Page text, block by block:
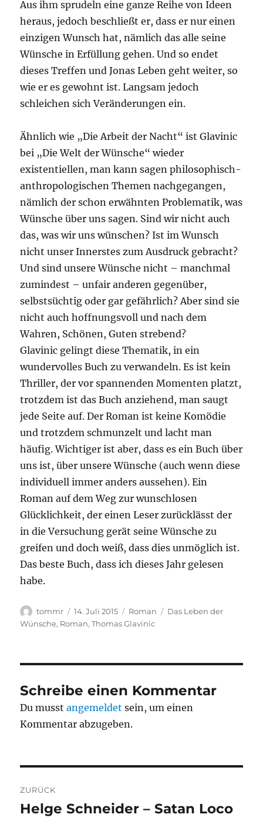
Aus ihm sprudeln eine ganze Reihe von Ideen
heraus, jedoch beschließt er, dass er nur einen
einzigen Wunsch hat, nämlich das alle seine
Wünsche in Erfüllung gehen. Und so endet
dieses Treffen und Jonas Leben geht weiter, so
wie er es gewohnt ist. Langsam jedoch
schleichen sich Veränderungen ein.
Ähnlich wie „Die Arbeit der Nacht“ ist Glavinic
bei „Die Welt der Wünsche“ wieder
existentiellen, man kann sagen philosophisch-
anthropologischen Themen nachgegangen,
nämlich der schon erwähnten Problematik, was
Wünsche über uns sagen. Sind wir nicht auch
das, was wir uns wünschen? Ist im Wunsch
nicht unser Innerstes zum Ausdruck gebracht?
Und sind unsere Wünsche nicht – manchmal
zumindest – unfair anderen gegenüber,
selbstsüchtig oder gar gefährlich? Aber sind sie
nicht auch hoffnungsvoll und nach dem
Wahren, Schönen, Guten strebend?
Glavinic gelingt diese Thematik, in ein
wundervolles Buch zu verwandeln. Es ist kein
Thriller, der vor spannenden Momenten platzt,
trotzdem ist das Buch anziehend, man saugt
jede Seite auf. Der Roman ist keine Komödie
und trotzdem schmunzelt und lacht man
häufig. Wichtiger ist aber, dass es ein Buch über
uns ist, über unsere Wünsche (auch wenn diese
individuell immer anders aussehen). Ein
Roman auf dem Weg zur wunschlosen
Glücklichkeit, der einen Leser zurücklässt der
in die Versuchung gerät seine Wünsche zu
greifen und doch weiß, dass dies unmöglich ist.
Das beste Buch, dass ich dieses Jahr gelesen
habe.
Autor
tommr
Veröffentlicht
am
14. Juli 2015 Kategorien
Roman Schlagwörter
Das Leben der
Wünsche, Roman,Thomas Glavinic
Schreibe einen Kommentar
Du musstangemeldet sein, um einen
Kommentar abzugeben.
ZURÜCK
Vorheriger
Helge Schneider – Satan Loco